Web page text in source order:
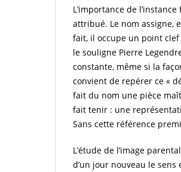
L’importance de
attribué. Le nom assigne,
fait, il occupe un point
le souligne Pierre
constante, même si la
convient de repérer ce «
fait du nom une pièce
fait tenir : une
Sans cette référence
L’étude de l’image
d’un jour nouveau le